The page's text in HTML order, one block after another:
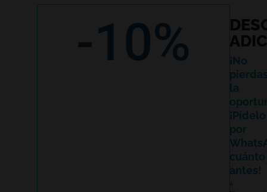
-10%
¡No
la
¡Pídelo
por
cuánto
antes!